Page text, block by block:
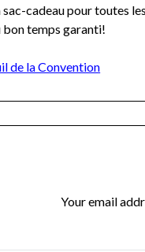
sac-cadeau pour toutes
bon temps garanti!
de la Convention
Your email